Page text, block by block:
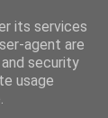
its services
agent are
security
usage